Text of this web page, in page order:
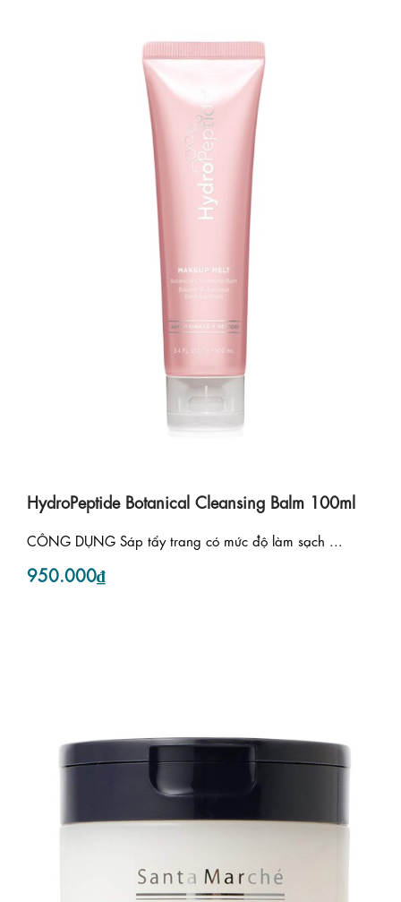
HydroPeptide Botanical Cleansing Balm 100ml
CÔNG DỤNG Sáp tẩy trang có mức độ làm sạch ...
950.000₫